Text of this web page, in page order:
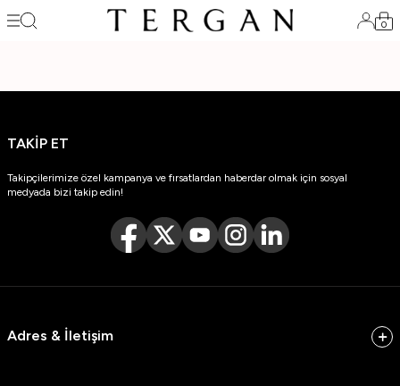
0
TAKİP ET
Takipçilerimize özel kampanya ve fırsatlardan haberdar olmak için sosyal
medyada bizi takip edin!
Adres & İletişim